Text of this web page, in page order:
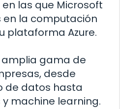
las que Microsoft
la computación
plataforma Azure.
amplia gama de
desde
de datos hasta
machine learning.